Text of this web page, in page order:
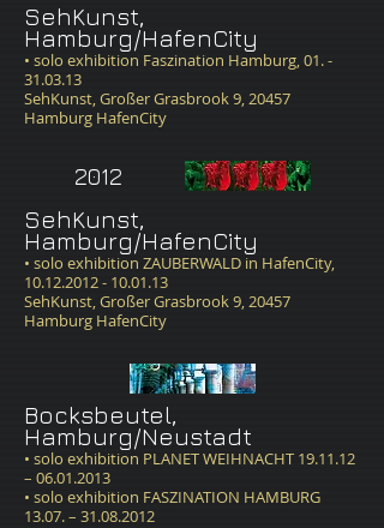
SehKunst,
Hamburg/HafenCity
​• solo exhibition Faszination Hamburg, 01. -
31.03.13
SehKunst, Großer Grasbrook 9, 20457
Hamburg HafenCity
2012
SehKunst,
Hamburg/HafenCity
​• solo exhibition ZAUBERWALD in HafenCity,
10.12.2012 - 10.01.13
SehKunst, Großer Grasbrook 9, 20457
Hamburg HafenCity
Bocksbeutel,
Hamburg/Neustadt
• solo exhibition PLANET WEIHNACHT 19.11.12
– 06.01.2013
• solo exhibition FASZINATION HAMBURG
13.07. – 31.08.2012